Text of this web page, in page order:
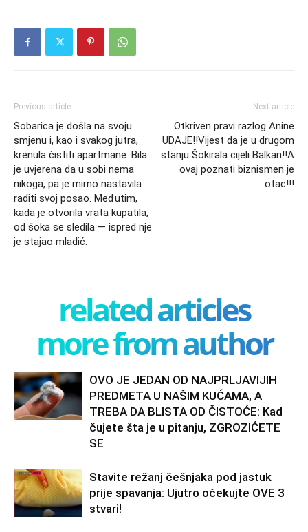
Previous article
Sobarica je došla na svoju
smjenu i, kao i svakog jutra,
krenula čistiti apartmane. Bila
je uvjerena da u sobi nema
nikoga, pa je mirno nastavila
raditi svoj posao. Međutim,
kada je otvorila vrata kupatila,
od šoka se sledila — ispred nje
je stajao mladić.
Next article
Otkriven pravi razlog Anine
UDAJE!!Vijest da je u drugom
stanju Šokirala cijeli Balkan!!A
ovaj poznati biznismen je
otac!!!
related articles
more from author
OVO JE JEDAN OD NAJPRLJAVIJIH
PREDMETA U NAŠIM KUĆAMA, A
TREBA DA BLISTA OD ČISTOĆE: Kad
čujete šta je u pitanju, ZGROZIĆETE
SE
Stavite režanj češnjaka pod jastuk
prije spavanja: Ujutro očekujte OVE 3
stvari!